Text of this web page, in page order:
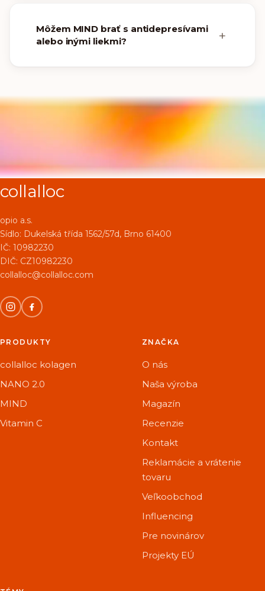
Môžem MIND brať s antidepresívami
alebo inými liekmi?
collalloc
opio a.s.
Sídlo: Dukelská třída 1562/57d, Brno 61400
IČ: 10982230
DIČ: CZ10982230
collalloc@collalloc.com
PRODUKTY
collalloc kolagen
NANO 2.0
MIND
Vitamin C
ZNAČKA
O nás
Naša výroba
Magazín
Recenzie
Kontakt
Reklamácie a vrátenie
tovaru
Veľkoobchod
Influencing
Pre novinárov
Projekty EÚ